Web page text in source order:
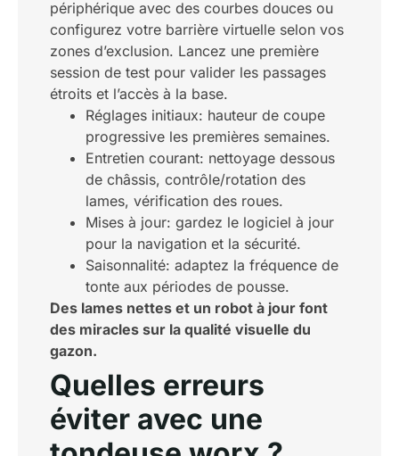
périphérique avec des courbes douces ou
configurez votre barrière virtuelle selon vos
zones d’exclusion. Lancez une première
session de test pour valider les passages
étroits et l’accès à la base.
Réglages initiaux: hauteur de coupe
progressive les premières semaines.
Entretien courant: nettoyage dessous
de châssis, contrôle/rotation des
lames, vérification des roues.
Mises à jour: gardez le logiciel à jour
pour la navigation et la sécurité.
Saisonnalité: adaptez la fréquence de
tonte aux périodes de pousse.
Des lames nettes et un robot à jour font
des miracles sur la qualité visuelle du
gazon.
Quelles erreurs
éviter avec une